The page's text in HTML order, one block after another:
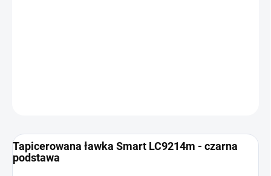
Tapicerowana ławka Smart LC9214m - czarna
podstawa